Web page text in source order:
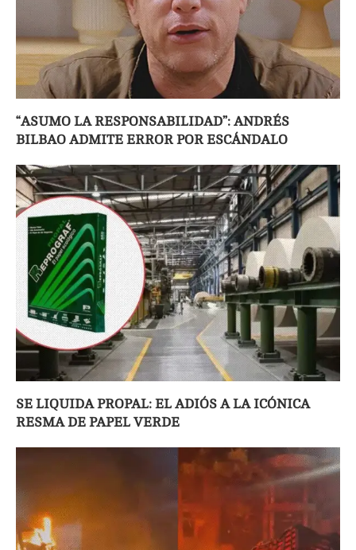
“ASUMO LA RESPONSABILIDAD”: ANDRÉS
BILBAO ADMITE ERROR POR ESCÁNDALO
SE LIQUIDA PROPAL: EL ADIÓS A LA ICÓNICA
RESMA DE PAPEL VERDE